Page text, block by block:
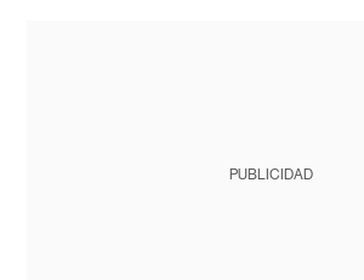
PUBLICIDAD